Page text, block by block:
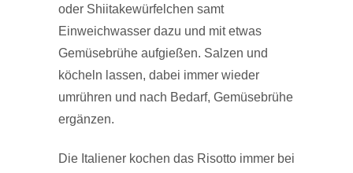
oder Shiitakewürfelchen samt
Einweichwasser dazu und mit etwas
Gemüsebrühe aufgießen. Salzen und
köcheln lassen, dabei immer wieder
umrühren und nach Bedarf, Gemüsebrühe
ergänzen.
Die Italiener kochen das Risotto immer bei